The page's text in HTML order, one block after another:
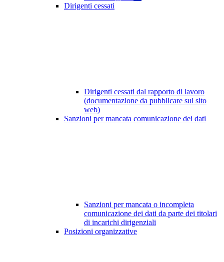
Dirigenti cessati
Dirigenti cessati dal rapporto di lavoro
(documentazione da pubblicare sul sito
web)
Sanzioni per mancata comunicazione dei dati
Sanzioni per mancata o incompleta
comunicazione dei dati da parte dei titolari
di incarichi dirigenziali
Posizioni organizzative